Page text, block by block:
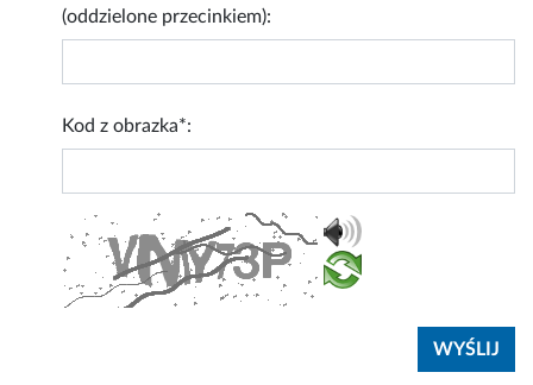
(oddzielone przecinkiem):
Kod z obrazka*: